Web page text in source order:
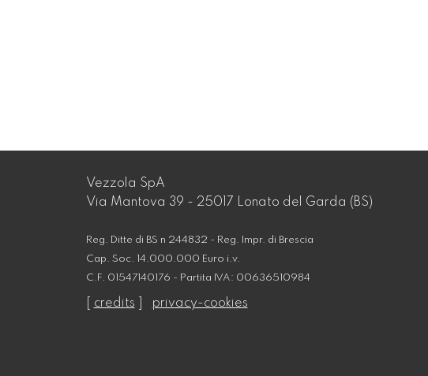
Vezzola SpA
Via Mantova 39 - 25017 Lonato del Garda (BS)
Reg. Ditte di BS n 244832 - Reg. Impr. di Brescia
Cap. Soc. 14.000.000 Euro i.v.
C.F. 01547140176 - Partita IVA: 00636510984
credits privacy-cookies